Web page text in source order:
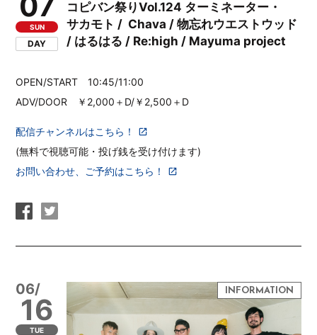
SUN
DAY
コピバン祭りVol.124 ターミネーター・
サカモト / Chava / 物忘れウエストウッド
/ はるはる / Re:high / Mayuma project
OPEN/START 10:45/11:00
ADV/DOOR ￥2,000＋D/￥2,500＋D
配信チャンネルはこちら！
(無料で視聴可能・投げ銭を受け付けます)
お問い合わせ、ご予約はこちら！
06/
16
TUE